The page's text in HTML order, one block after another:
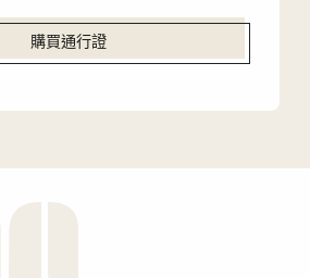
購買通行證